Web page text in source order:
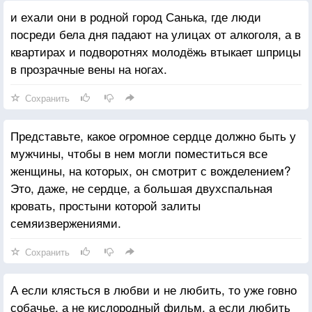
и ехали они в родной город Санька, где люди
посреди бела дня падают на улицах от алкоголя, а в
квартирах и подворотнях молодёжь втыкает шприцы
в прозрачные вены на ногах.
Сохранить
Представьте, какое огромное сердце должно быть у
мужчины, чтобы в нем могли поместиться все
женщины, на которых, он смотрит с вожделением?
Это, даже, не сердце, а большая двухспальная
кровать, простыни которой залиты
семяизвержениями.
Сохранить
А если клясться в любви и не любить, то уже говно
собачье, а не кислородный фильм, а если любить